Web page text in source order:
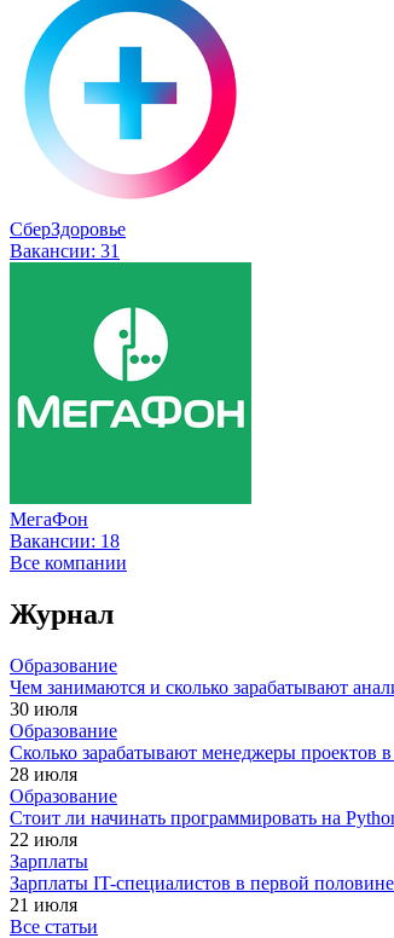
СберЗдоровье
Вакансии: 31
МегаФон
Вакансии: 18
Все компании
Журнал
Образование
Чем занимаются и сколько зарабатывают
30 июля
Образование
Сколько зарабатывают менеджеры проектов
28 июля
Образование
Стоит ли начинать программировать на
22 июля
Зарплаты
Зарплаты IT-специалистов в первой
21 июля
Все статьи